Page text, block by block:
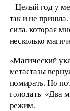
– Целый год у
так и не пришла.
сила, которая
несколько
«Магический
метастазы
помирать. Но
голодать. «Два
режим.